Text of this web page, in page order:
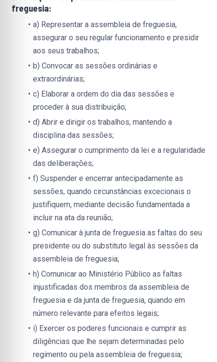
freguesia:
a) Representar a assembleia de freguesia,
assegurar o seu regular funcionamento e presidir
aos seus trabalhos;
b) Convocar as sessões ordinárias e
extraordinárias;
c) Elaborar a ordem do dia das sessões e
proceder à sua distribuição;
d) Abrir e dirigir os trabalhos, mantendo a
disciplina das sessões;
e) Assegurar o cumprimento da lei e a regularidade
das deliberações;
f) Suspender e encerrar antecipadamente as
sessões, quando circunstâncias excecionais o
justifiquem, mediante decisão fundamentada a
incluir na ata da reunião;
g) Comunicar à junta de freguesia as faltas do seu
presidente ou do substituto legal às sessões da
assembleia de freguesia;
h) Comunicar ao Ministério Público as faltas
injustificadas dos membros da assembleia de
freguesia e da junta de freguesia, quando em
número relevante para efeitos legais;
i) Exercer os poderes funcionais e cumprir as
diligências que lhe sejam determinadas pelo
regimento ou pela assembleia de freguesia;